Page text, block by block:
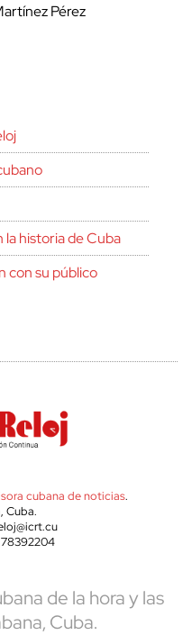
Pérez
la historia de Cuba
con su público
cubana de noticias.
Cuba.
de la hora y las
Cuba.